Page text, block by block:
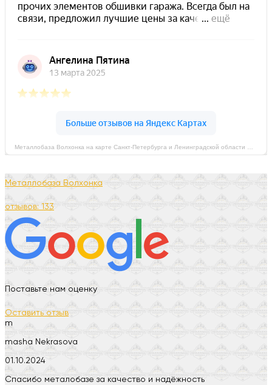
Металлобаза Волхонка
отзывов: 133
Поставьте нам оценку
Оставить отзыв
m
masha Nekrasova
01.10.2024
Спасибо металобазе за качество и надёжность